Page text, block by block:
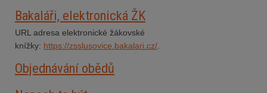
Bakaláři, elektronická ŽK
URL adresa elektronické žákovské
knížky: https://zsslusovice.bakalari.cz/
Objednávání obědů